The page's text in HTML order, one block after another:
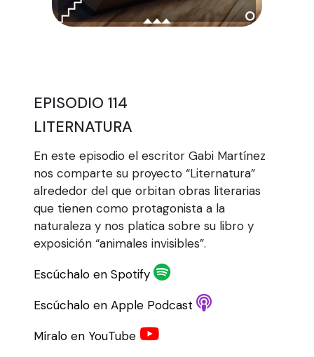
EPISODIO 114
LITERNATURA
En este episodio el escritor Gabi Martínez
nos comparte su proyecto “Liternatura”
alrededor del que orbitan obras literarias
que tienen como protagonista a la
naturaleza y nos platica sobre su libro y
exposición “animales invisibles”.
Escúchalo en Spotify
Escúchalo en Apple Podcast
Míralo en YouTube